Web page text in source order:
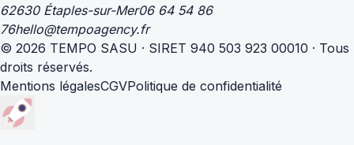
62630 Étaples-sur-Mer06 64 54 86
76hello@tempoagency.fr
© 2026 TEMPO SASU · SIRET 940 503 923 00010 · Tous
droits réservés.
Mentions légalesCGVPolitique de confidentialité